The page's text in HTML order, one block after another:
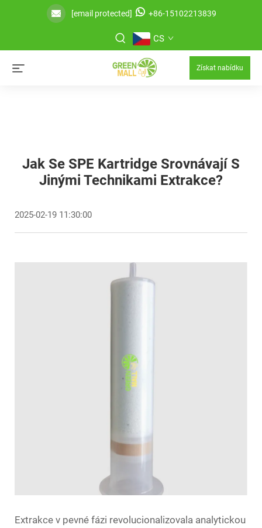
[email protected] +86-15102213839
CS
Získat nabídku
Jak Se SPE Kartridge Srovnávají S
Jinými Technikami Extrakce?
2025-02-19 11:30:00
Extrakce v pevné fázi revolucionalizovala analytickou